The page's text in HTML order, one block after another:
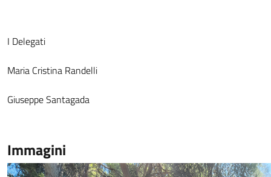
I Delegati
Maria Cristina Randelli
Giuseppe Santagada
Immagini